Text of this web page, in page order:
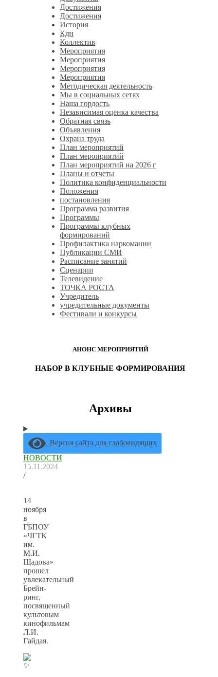
Достижения
Достижения
История
Кдн
Коллектив
Мероприятия
Мероприятия
Мероприятия
Мероприятия
Методическая деятельность
Мы в социальных сетях
Наша гордость
Независимая оценка качества
Обратная связь
Объявления
Охрана труда
План мероприятий
План мероприятий
План мероприятий на 2026 г
Планы и отчеты
Политика конфиденциальности
Положения
постановления
Программа развития
Программы
Программы клубных
формирований
Профилактика наркомании
Публикации СМИ
Расписание занятий
Сценарии
Телевидение
ТОЧКА РОСТА
Учредитель
учредительные документы
Фестивали и конкурсы
АНОНС МЕРОПРИЯТИЙ
НАБОР В КЛУБНЫЕ ФОРМИРОВАНИЯ
Архивы
Версия сайта для слабовидящих
НОВОСТИ
15.11.2024
/
14
ноября
в
ГБПОУ
«ЧГТК
им.
М.И.
Щадова»
прошел
увлекательный
Брейн-
ринг,
посвященный
культовым
кинофильмам
Л.И.
Гайдая.